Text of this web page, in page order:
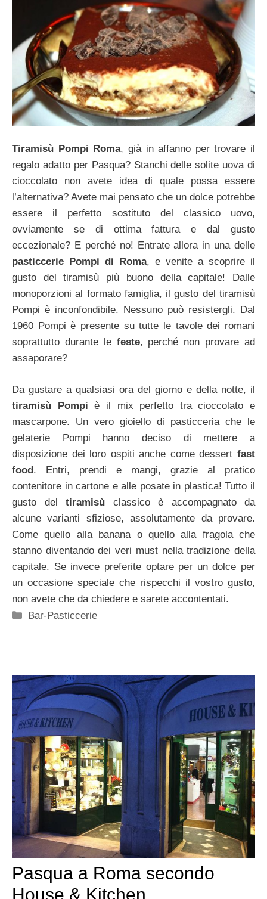
Tiramisù Pompi Roma, già in affanno per trovare il
regalo adatto per Pasqua? Stanchi delle solite uova di
cioccolato non avete idea di quale possa essere
l’alternativa? Avete mai pensato che un dolce potrebbe
essere il perfetto sostituto del classico uovo,
ovviamente se di ottima fattura e dal gusto
eccezionale? E perché no! Entrate allora in una delle
pasticcerie Pompi di Roma, e venite a scoprire il
gusto del tiramisù più buono della capitale! Dalle
monoporzioni al formato famiglia, il gusto del tiramisù
Pompi è inconfondibile. Nessuno può resistergli. Dal
1960 Pompi è presente su tutte le tavole dei romani
soprattutto durante le feste, perché non provare ad
assaporare?
Da gustare a qualsiasi ora del giorno e della notte, il
tiramisù Pompi è il mix perfetto tra cioccolato e
mascarpone. Un vero gioiello di pasticceria che le
gelaterie Pompi hanno deciso di mettere a
disposizione dei loro ospiti anche come dessert fast
food. Entri, prendi e mangi, grazie al pratico
contenitore in cartone e alle posate in plastica! Tutto il
gusto del tiramisù classico è accompagnato da
alcune varianti sfiziose, assolutamente da provare.
Come quello alla banana o quello alla fragola che
stanno diventando dei veri must nella tradizione della
capitale. Se invece preferite optare per un dolce per
un occasione speciale che rispecchi il vostro gusto,
non avete che da chiedere e sarete accontentati.
Categorie
Bar-Pasticcerie
Pasqua a Roma secondo
House & Kitchen